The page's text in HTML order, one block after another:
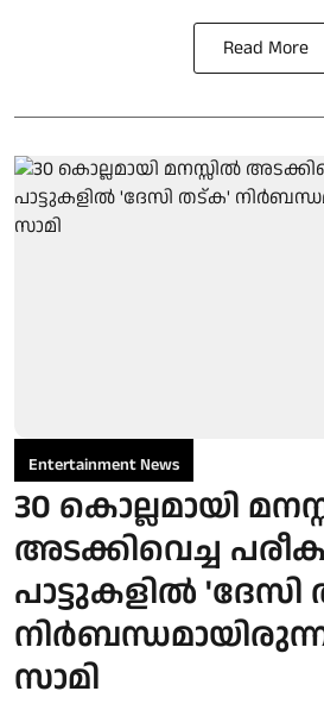
Read More
Entertainment News
30 കൊല്ലമായി
അടക്കിവെച്ച
പാട്ടുകളിൽ 'ദേസി
സാമി